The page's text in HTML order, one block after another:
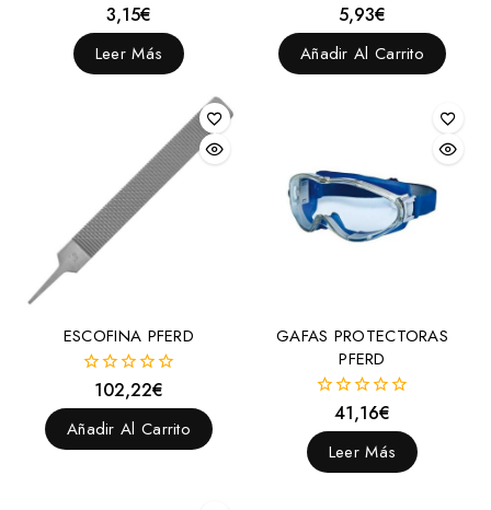
fuera
de
3,15€
Leer Más
fuera
de
5
5,93€
Añadir Al Carrito
ESCOFINA PFERD
fuera
de
102,22€
Añadir Al Carrito
GAFAS PROTECTORAS
PFERD
fuera
de
5
41,16€
Leer Más